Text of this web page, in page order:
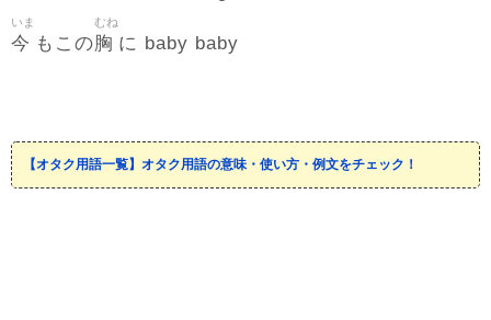
今
いま
もこの胸
むね
に baby baby
【オタク用語一覧】オタク用語の意味・使い方・例文をチェック！